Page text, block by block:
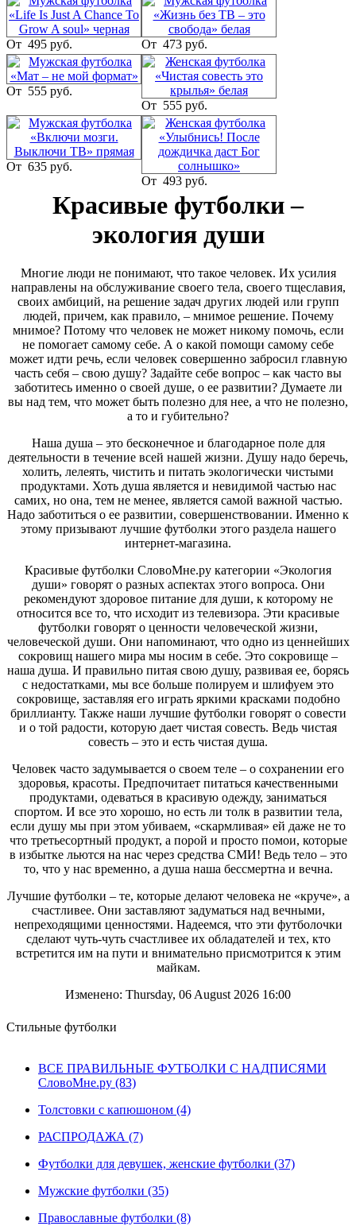
и о той радости, которую дает чистая совесть. Ведь чистая
совесть – это и есть чистая душа.
Человек часто задумывается о своем теле – о сохранении его
здоровья, красоты. Предпочитает питаться качественными
продуктами, одеваться в красивую одежду, заниматься
спортом. И все это хорошо, но есть ли толк в развитии тела,
если душу мы при этом убиваем, «скармливая» ей даже не то
что третьесортный продукт, а порой и просто помои, которые
в избытке льются на нас через средства СМИ! Ведь тело – это
то, что у нас временно, а душа наша бессмертна и вечна.
Лучшие футболки – те, которые делают человека не «круче», а
счастливее. Они заставляют задуматься над вечными,
непреходящими ценностями. Надеемся, что эти футболочки
встретится им на пути и внимательно присмотрится к этим
От 495 руб. От 473 руб.
От 555 руб.
От 555 руб.
От 635 руб.
От 493 руб.
Красивые футболки –
экология души
Многие люди не понимают, что такое человек. Их усилия
направлены на обслуживание своего тела, своего тщеславия,
своих амбиций, на решение задач других людей или групп
людей, причем, как правило, – мнимое решение. Почему
мнимое? Потому что человек не может никому помочь, если
не помогает самому себе. А о какой помощи самому себе
может идти речь, если человек совершенно забросил главную
часть себя – свою душу? Задайте себе вопрос – как часто вы
заботитесь именно о своей душе, о ее развитии? Думаете ли
вы над тем, что может быть полезно для нее, а что не полезно,
а то и губительно?
Наша душа – это бесконечное и благодарное поле для
деятельности в течение всей нашей жизни. Душу надо беречь,
холить, лелеять, чистить и питать экологически чистыми
продуктами. Хоть душа является и невидимой частью нас
самих, но она, тем не менее, является самой важной частью.
Надо заботиться о ее развитии, совершенствовании. Именно к
этому призывают лучшие футболки этого раздела нашего
интернет-магазина.
Красивые футболки СловоМне.ру категории «Экология
души» говорят о разных аспектах этого вопроса. Они
рекомендуют здоровое питание для души, к которому не
относится все то, что исходит из телевизора. Эти красивые
футболки говорят о ценности человеческой жизни,
человеческой души. Они напоминают, что одно из ценнейших
сокровищ нашего мира мы носим в себе. Это сокровище –
наша душа. И правильно питая свою душу, развивая ее, борясь
с недостатками, мы все больше полируем и шлифуем это
сокровище, заставляя его играть яркими красками подобно
бриллианту. Также наши лучшие футболки говорят о совести
и о той радости, которую дает чистая совесть. Ведь чистая
совесть – это и есть чистая душа.
Человек часто задумывается о своем теле – о сохранении его
здоровья, красоты. Предпочитает питаться качественными
продуктами, одеваться в красивую одежду, заниматься
спортом. И все это хорошо, но есть ли толк в развитии тела,
если душу мы при этом убиваем, «скармливая» ей даже не то
что третьесортный продукт, а порой и просто помои, которые
в избытке льются на нас через средства СМИ! Ведь тело – это
то, что у нас временно, а душа наша бессмертна и вечна.
Лучшие футболки – те, которые делают человека не «круче», а
счастливее. Они заставляют задуматься над вечными,
непреходящими ценностями. Надеемся, что эти футболочки
сделают чуть-чуть счастливее их обладателей и тех, кто
встретится им на пути и внимательно присмотрится к этим
майкам.
Изменено: Thursday, 06 August 2026 16:00
Стильные футболки
ВСЕ ПРАВИЛЬНЫЕ ФУТБОЛКИ С НАДПИСЯМИ
СловоМне.ру (83)
Толстовки с капюшоном (4)
РАСПРОДАЖА (7)
Футболки для девушек, женские футболки (37)
Мужские футболки (35)
Православные футболки (8)